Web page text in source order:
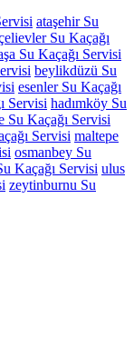
ataşehir Su
Su Kaçağı
Su Kaçağı Servisi
beylikdüzü Su
esenler Su Kaçağı
Servisi hadımköy Su
Su Kaçağı Servisi
Servisi maltepe
osmanbey Su
Kaçağı Servisi ulus
zeytinburnu Su